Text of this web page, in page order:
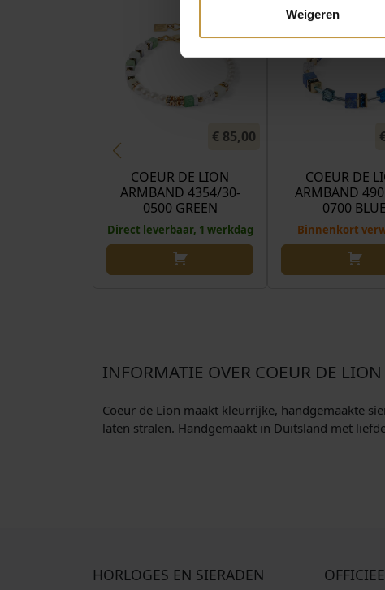
Weigeren
€ 85,00
COEUR DE LION
ARMBAND 4354/30-
0500 GREEN
Direct leverbaar, 1 werkdag
COEUR DE
ARMBAND
0700 BLUE
Binnenkort
INFORMATIE OVER COEUR DE
Coeur de Lion maakt kleurrijke, handgemaakte
laten stralen. Handgemaakt in Duitsland met
HORLOGES EN SIERADEN